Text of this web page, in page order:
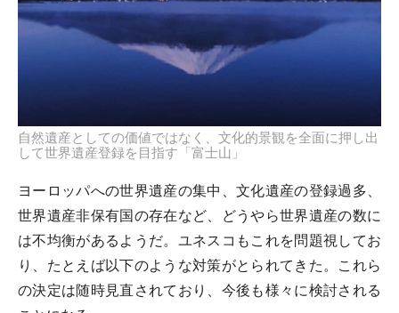
自然遺産としての価値ではなく、文化的景観を全面に押し出
して世界遺産登録を目指す「富士山」
ヨーロッパへの世界遺産の集中、文化遺産の登録過多、
世界遺産非保有国の存在など、どうやら世界遺産の数に
は不均衡があるようだ。ユネスコもこれを問題視してお
り、たとえば以下のような対策がとられてきた。これら
の決定は随時見直されており、今後も様々に検討される